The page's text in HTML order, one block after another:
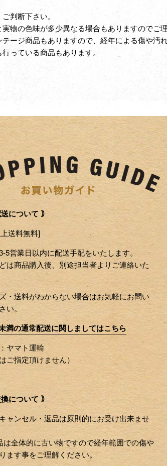
判断下さい。
物の色味が多少異なる場合もありますのでご理
ージ商品もありますので、経年による傷や汚
っている商品もあります。
について ｠
送料無料]
5営業日以内に配送手配をいたします。
は商品購入後、別途担当者よりご連絡いた
・送料がわからない場合はお気軽にお問い
い。
満の通常配送に関しましてはこちら
ヤマト運輸
ご指定頂けません）
について ｠
ャンセル・返品は原則的にお受け出来ませ
は全体的に古い物ですので経年範囲での傷や
ます事をご理解ください。